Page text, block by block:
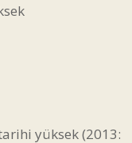
yüksek (2013: